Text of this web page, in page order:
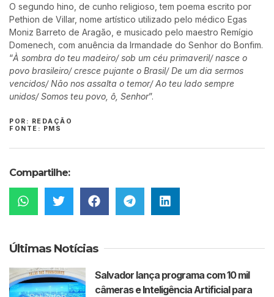
O segundo hino, de cunho religioso, tem poema escrito por
Pethion de Villar, nome artístico utilizado pelo médico Egas
Moniz Barreto de Aragão, e musicado pelo maestro Remígio
Domenech, com anuência da Irmandade do Senhor do Bonfim.
“À sombra do teu madeiro/ sob um céu primaveril/ nasce o
povo brasileiro/ cresce pujante o Brasil/ De um dia sermos
vencidos/ Não nos assalta o temor/ Ao teu lado sempre
unidos/ Somos teu povo, ô, Senhor”.
POR: REDAÇÃO
FONTE: PMS
Compartilhe:
Últimas Notícias
Salvador lança programa com 10 mil
câmeras e Inteligência Artificial para